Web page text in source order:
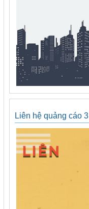
Liên hệ quảng cáo 3